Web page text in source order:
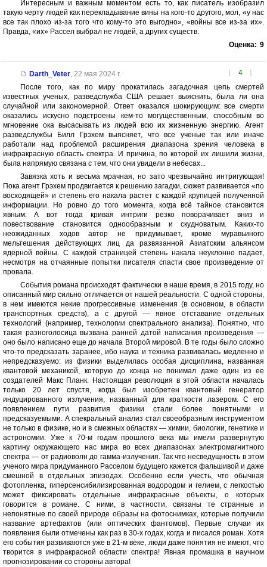
Интересным и важным моментом есть то, как писатель изобразил
такую черту людей как перекладывание вины на кого-то другого, мол, «у нас
все так плохо из-за того что кому-то это выгодно», «войны все из-за их».
Правда, «их» Рассел выбрал не людей, а других существ.
Оценка: 9
[ 4 ]
Darth_Veter, 22 мая 2024 г.
После того, как по миру прокатилась загадочная цепь смертей
известных ученых, разведслужба США решает выяснить, была ли она
случайной или закономерной. Ответ оказался шокирующим: все смерти
оказались искусно подстроены кем-то могущественным, способным во
мгновение ока высасывать из людей всю их жизненную энергию. Агент
разведслужбы Билл Грэхем выясняет, что все ученые так или иначе
работали над проблемой расширения диапазона зрения человека в
инфракрасную область спектра. И причина, по которой их лишили жизни,
была напрямую связана с тем, что они увидели в небесах...
Завязка хоть и весьма мрачная, но зато чрезвычайно интригующая!
Пока агент Грэхем продвигается к решению загадки, сюжет развивается «по
восходящей» и степень его накала растет с каждой крупицей полученной
информации. Но ровно до того момента, когда всё тайное становится
явным. А вот тогда кривая интриги резко поворачивает вниз и
повествование становится однообразным и скудноватым. Каких-то
неожиданных ходов автор не придумывает, кроме муравьиного
мельтешения действующих лиц да развязанной Азиатским альянсом
ядерной войны. С каждой страницей степень накала неуклонно падает,
несмотря на отчаянные попытки писателя спасти свое произведение от
провала.
События романа происходят фактически в наше время, в 2015 году, но
описанный мир сильно отличается от нашей реальности. С одной стороны,
в нем имеются некие прогрессивные изменения (в основном, в области
транспортных средств), а с другой — явное отставание отдельных
технологий (например, технологии спектрального анализа). Понятно, что
такая разноголосица вызвана ранней датой написания произведения —
оно было написано еще до начала Второй мировой. В те годы было сложно
что-то предсказать заранее, ибо наука и техника развивалась медленно и
непредсказуемо: из физики выделилась особая дисциплина, названная
квантовой механикой, которую до конца не понимал даже один из ее
создателей Макс Планк. Настоящая революция в этой области началась
только 20 лет спустя, когда был изобретен квантовый генератор
индуцированного излучения, названный для краткости лазером. С его
появлением пути развития физики стали более понятными и
предсказуемыми. А спекральный анализ стал своеобразным инструментом
не только в физике, но и в смежных областях — химии, биологии, генетике и
астрономии. Уже к 70-м годам прошлого века мы имели развернутую
картину окружающего нас мира во всех диапазонах электромагнитного
спектра — от радиоволн до гамма-излучения. Так что несведущность в этом
ученого мира придуманного Расселом будущего кажется фальшивой и даже
смешной в отдельных эпизодах. Особенно если учесть, что обычная
фотопленка, гиперсенсибилизированная водородом и гелием, с легкостью
может фиксировать отдельные инфракрасные объекты, о которых
говорится в романе. С ними, в частности, связаны те странные и
непонятные по своей природе образы на фотоснимках, которые получили
название артефактов (или оптических фантомов). Первые случаи их
появления были отмечены как раз в 30-х годах, когда и писался роман. Хотя
его события развиваются уже в 21-м веке, люди даже понятия не имеют, что
творится в инфракрасной области спектра! Явная промашка в научном
прогнозировании со стороны автора!